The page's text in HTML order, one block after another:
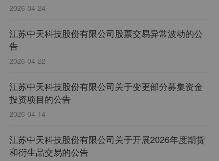
2026-04-24
江苏中天科技股份有限公司股票交易异常波动的公
告
2026-04-22
江苏中天科技股份有限公司关于变更部分募集资金
投资项目的公告
2026-04-14
江苏中天科技股份有限公司关于开展2026年度期货
和衍生品交易的公告